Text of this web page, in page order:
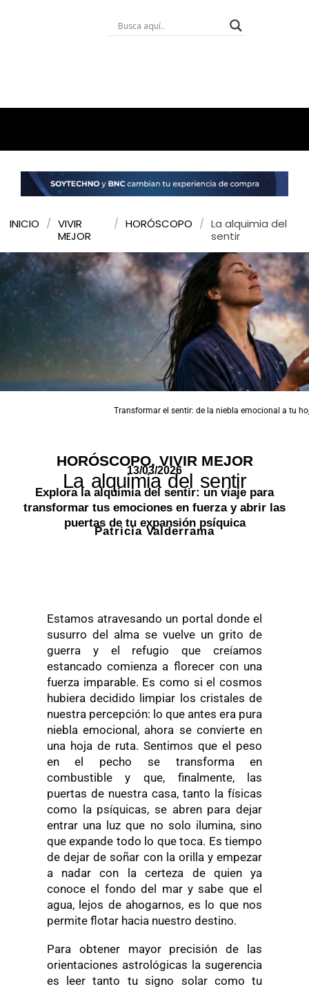
INICIO / VIVIR
MEJOR
/ HORÓSCOPO / La alquimia del
sentir
Transformar el sentir: de la niebla emocional a tu
HORÓSCOPO, VIVIR MEJOR
13/03/2026
La alquimia del sentir
Explora la alquimia del sentir: un viaje para
transformar tus emociones en fuerza y abrir las
puertas de tu expansión psíquica
Patricia Valderrama
Estamos atravesando un portal donde el
susurro del alma se vuelve un grito de
guerra y el refugio que creíamos
estancado comienza a florecer con una
fuerza imparable. Es como si el cosmos
hubiera decidido limpiar los cristales de
nuestra percepción: lo que antes era pura
niebla emocional, ahora se convierte en
una hoja de ruta. Sentimos que el peso
en el pecho se transforma en
combustible y que, finalmente, las
puertas de nuestra casa, tanto la físicas
como la psíquicas, se abren para dejar
entrar una luz que no solo ilumina, sino
que expande todo lo que toca. Es tiempo
de dejar de soñar con la orilla y empezar
a nadar con la certeza de quien ya
conoce el fondo del mar y sabe que el
agua, lejos de ahogarnos, es lo que nos
permite flotar hacia nuestro destino.
Para obtener mayor precisión de las
orientaciones astrológicas la sugerencia
es leer tanto tu signo solar como tu